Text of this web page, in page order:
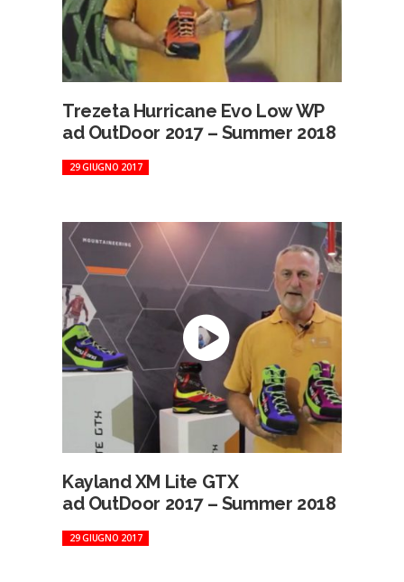
Trezeta Hurricane Evo Low WP
ad OutDoor 2017 – Summer 2018
29 GIUGNO 2017
Kayland XM Lite GTX
ad OutDoor 2017 – Summer 2018
29 GIUGNO 2017